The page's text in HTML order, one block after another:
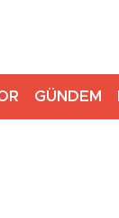
GÜNDEM